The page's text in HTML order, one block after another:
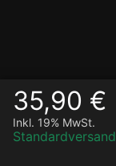
35,90 €
Inkl. 19% MwSt.
Standardversand